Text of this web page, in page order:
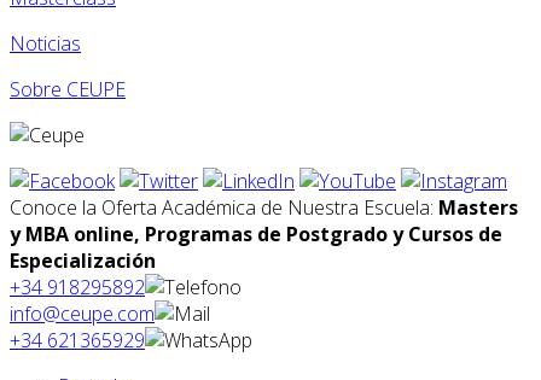
Noticias
Sobre CEUPE
Conoce la Oferta Académica de Nuestra Escuela: Masters
y MBA online, Programas de Postgrado y Cursos de
Especialización
+34 918295892
info@ceupe.com
+34 621365929